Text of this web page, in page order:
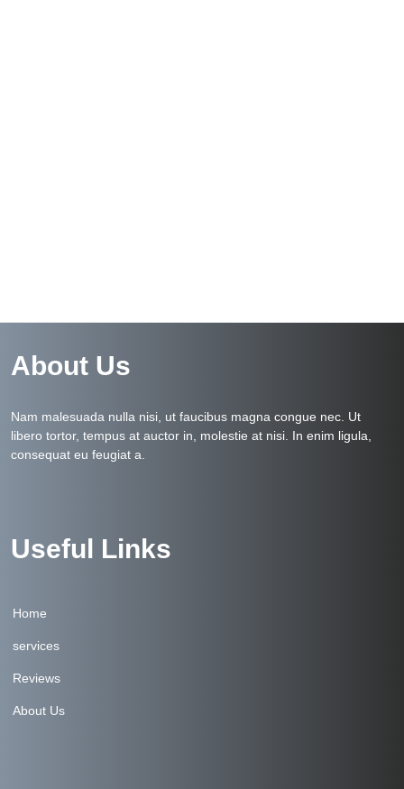
About Us
Nam malesuada nulla nisi, ut faucibus magna congue nec. Ut
libero tortor, tempus at auctor in, molestie at nisi. In enim ligula,
consequat eu feugiat a.
Useful Links
Home
services
Reviews
About Us